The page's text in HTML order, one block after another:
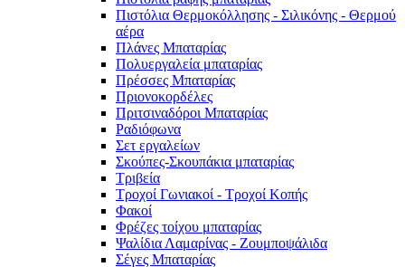
Πιστόλια Θερμοκόλλησης - Σιλικόνης - Θερμού
αέρα
Πλάνες Μπαταρίας
Πολυεργαλεία μπαταρίας
Πρέσσες Μπαταρίας
Πριονοκορδέλες
Πριτσιναδόροι Μπαταρίας
Ραδιόφωνα
Σετ εργαλείων
Σκούπες-Σκουπάκια μπαταρίας
Τριβεία
Τροχοί Γωνιακοί - Τροχοί Κοπής
Φακοί
Φρέζες τοίχου μπαταρίας
Ψαλίδια Λαμαρίνας - Ζουμποψάλιδα
Σέγες Μπαταρίας